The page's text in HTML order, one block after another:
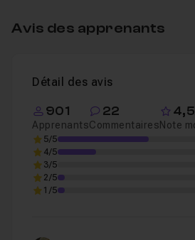
Avis des apprenants
Détail des avis
901
Apprenants
22
CommentairesNote
5/5
4/5
3/5
2/5
1/5